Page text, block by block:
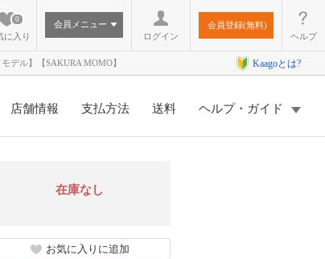
に入り
0
会員メニュー
ログイン
会員登録(無料)
ヘルプ
デル】【SAKURA MOMO】 Kaagoとは?
店舗情報 支払方法 送料 ヘルプ・ガイド
在庫なし
お気に入りに追加